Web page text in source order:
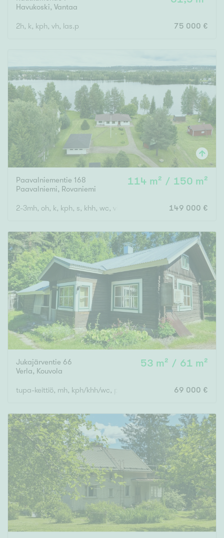
Havukoski, Vantaa
2h, k, kph, vh, las.p 75 000 €
Paavalniementie 168
Paavalniemi, Rovaniemi
114 m² / 150 m²
2-3mh, oh, k, kph, s, khh, wc, vh 149 000 €
Jukajärventie 66
Verla, Kouvola
53 m² / 61 m²
tupa-keittiö, mh, kph/khh/wc, parvi, katettu kuisti69 000 €